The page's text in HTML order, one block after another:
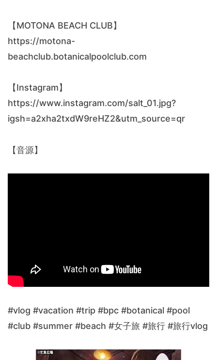
【MOTONA BEACH CLUB】
https://motona-
beachclub.botanicalpoolclub.com
【Instagram】
https://www.instagram.com/salt_01.jpg?
igsh=a2xha2txdW9reHZ2&utm_source=qr
【音源】
#vlog #vacation #trip #bpc #botanical #pool
#club #summer #beach #女子旅 #旅行 #旅行vlog